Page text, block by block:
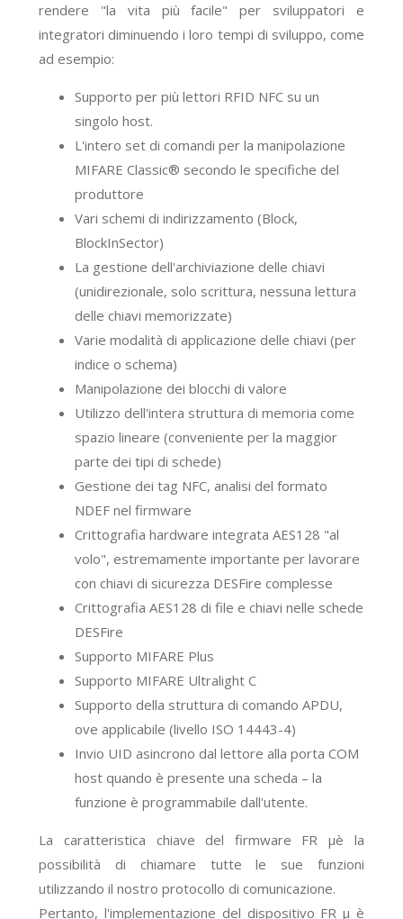
rendere "la vita più facile" per sviluppatori e
integratori diminuendo i loro tempi di sviluppo, come
ad esempio:
Supporto per più lettori RFID NFC su un
singolo host.
L'intero set di comandi per la manipolazione
MIFARE Classic® secondo le specifiche del
produttore
Vari schemi di indirizzamento (Block,
BlockInSector)
La gestione dell'archiviazione delle chiavi
(unidirezionale, solo scrittura, nessuna lettura
delle chiavi memorizzate)
Varie modalità di applicazione delle chiavi (per
indice o schema)
Manipolazione dei blocchi di valore
Utilizzo dell'intera struttura di memoria come
spazio lineare (conveniente per la maggior
parte dei tipi di schede)
Gestione dei tag NFC, analisi del formato
NDEF nel firmware
Crittografia hardware integrata AES128 "al
volo", estremamente importante per lavorare
con chiavi di sicurezza DESFire complesse
Crittografia AES128 di file e chiavi nelle schede
DESFire
Supporto MIFARE Plus
Supporto MIFARE Ultralight C
Supporto della struttura di comando APDU,
ove applicabile (livello ISO 14443-4)
Invio UID asincrono dal lettore alla porta COM
host quando è presente una scheda – la
funzione è programmabile dall'utente.
La caratteristica chiave del firmware FR μè la
possibilità di chiamare tutte le sue funzioni
utilizzando il nostro protocollo di comunicazione.
Pertanto,l'implementazione del dispositivo FR μ è